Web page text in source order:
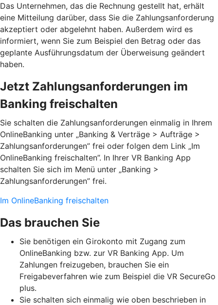
Das Unternehmen, das die Rechnung gestellt hat, erhält
eine Mitteilung darüber, dass Sie die Zahlungsanforderung
akzeptiert oder abgelehnt haben. Außerdem wird es
informiert, wenn Sie zum Beispiel den Betrag oder das
geplante Ausführungsdatum der Überweisung geändert
haben.
Jetzt Zahlungsanforderungen im
Banking freischalten
Sie schalten die Zahlungsanforderungen einmalig in Ihrem
OnlineBanking unter „Banking & Verträge > Aufträge >
Zahlungsanforderungen”­ frei oder folgen dem Link „Im
OnlineBanking freischalten”. In Ihrer VR Banking App
schalten Sie sich im Menü unter „Banking >
Zahlungsanforderungen” frei.
Im OnlineBanking freischalten
Das brauchen Sie
Sie benötigen ein Girokonto mit Zugang zum
OnlineBanking bzw. zur VR Banking App. Um
Zahlungen freizugeben, brauchen Sie ein
Freigabeverfahren wie zum Beispiel die VR SecureGo
plus.
Sie schalten sich einmalig wie oben beschrieben in